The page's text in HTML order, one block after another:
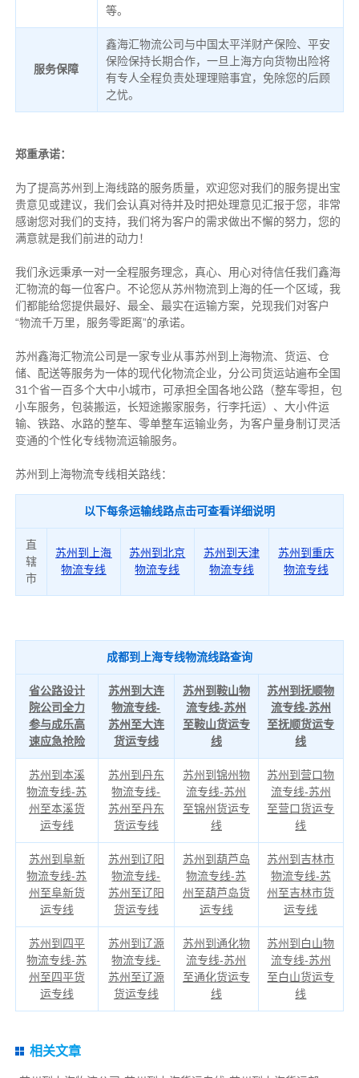
等。
服务保障
鑫海汇物流公司与中国太平洋财产保险、平安
保险保持长期合作，一旦上海方向货物出险将
有专人全程负责处理理赔事宜，免除您的后顾
之忧。
郑重承诺：
为了提高苏州到上海线路的服务质量，欢迎您对我们的服务提出宝
贵意见或建议，我们会认真对待并及时把处理意见汇报于您，非常
感谢您对我们的支持，我们将为客户的需求做出不懈的努力，您的
满意就是我们前进的动力！
我们永远秉承一对一全程服务理念，真心、用心对待信任我们鑫海
汇物流的每一位客户。不论您从苏州物流到上海的任一个区域，我
们都能给您提供最好、最全、最实在运输方案，兑现我们对客户
“物流千万里，服务零距离”的承诺。
苏州鑫海汇物流公司是一家专业从事苏州到上海物流、货运、仓
储、配送等服务为一体的现代化物流企业，分公司货运站遍布全国
31个省一百多个大中小城市，可承担全国各地公路（整车零担，包
小车服务，包装搬运，长短途搬家服务，行李托运）、大小件运
输、铁路、水路的整车、零单整车运输业务，为客户量身制订灵活
变通的个性化专线物流运输服务。
苏州到上海物流专线相关路线：
以下每条运输线路点击可查看详细说明
直
辖
市
苏州到上海
物流专线
苏州到北京
物流专线
苏州到天津
物流专线
苏州到重庆
物流专线
成都到上海专线物流线路查询
省公路设计
院公司全力
参与成乐高
速应急抢险
苏州到大连
物流专线-
苏州至大连
货运专线
苏州到鞍山物
流专线-苏州
至鞍山货运专
线
苏州到抚顺物
流专线-苏州
至抚顺货运专
线
苏州到本溪
物流专线-苏
州至本溪货
运专线
苏州到丹东
物流专线-
苏州至丹东
货运专线
苏州到锦州物
流专线-苏州
至锦州货运专
线
苏州到营口物
流专线-苏州
至营口货运专
线
苏州到阜新
物流专线-苏
州至阜新货
运专线
苏州到辽阳
物流专线-
苏州至辽阳
货运专线
苏州到葫芦岛
物流专线-苏
州至葫芦岛货
运专线
苏州到吉林市
物流专线-苏
州至吉林市货
运专线
苏州到四平
物流专线-苏
州至四平货
运专线
苏州到辽源
物流专线-
苏州至辽源
货运专线
苏州到通化物
流专线-苏州
至通化货运专
线
苏州到白山物
流专线-苏州
至白山货运专
线
相关文章